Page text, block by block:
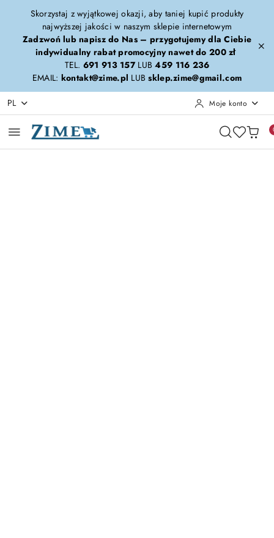
Przejdź do treści głównej
Przejdź do wyszukiwarki
Przejdź do moje konto
Przejdź do menu głównego
Przejdź do opisu produktu
Przejdź do stopki
Skorzystaj z wyjątkowej okazji, aby taniej kupić produkty
najwyższej jakości w naszym sklepie internetowym
Zadzwoń lub napisz do Nas – przygotujemy dla Ciebie
indywidualny rabat promocyjny nawet do 200 zł
TEL. 691 913 157LUB459 116 236
EMAIL: kontakt@zime.pl LUBsklep.zime@gmail.com
PL Moje konto